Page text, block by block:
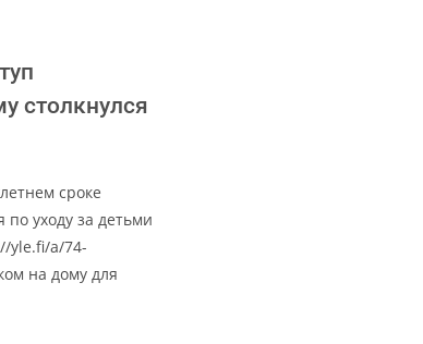
столкнулся
сроке
уходу за детьми
yle.fi/a/74-
на дому для